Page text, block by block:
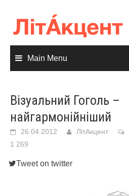
content
Main Menu
Візуальний Гоголь –
найгармонійніший
26.04.2012 ЛітАкцент
1 269
Tweet on twitter